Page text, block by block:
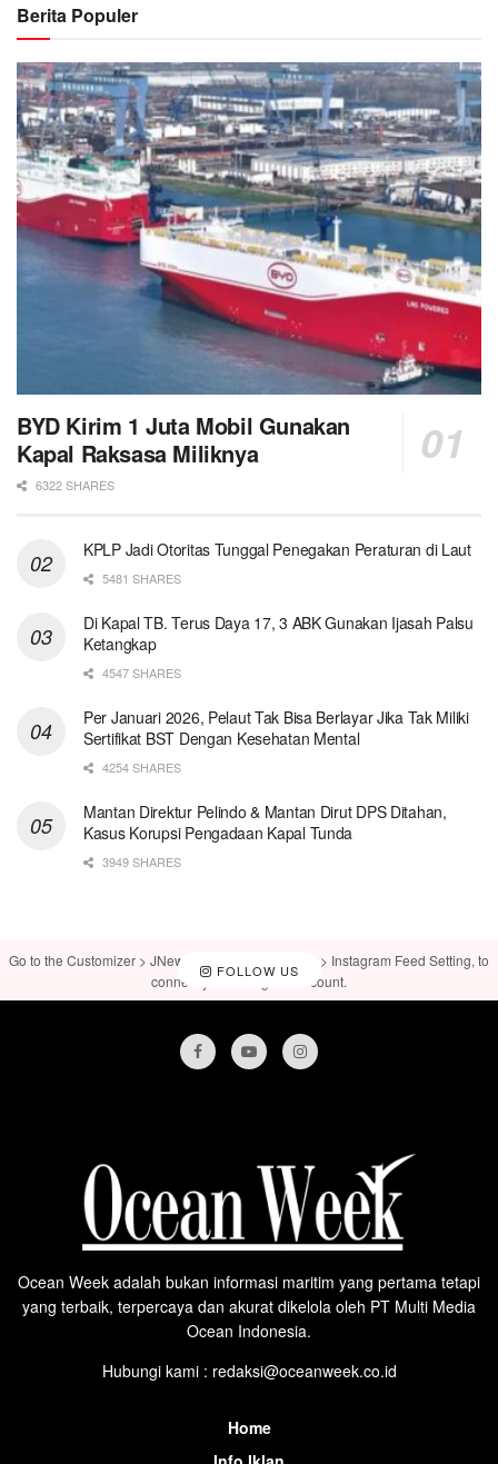
Berita Populer
BYD Kirim 1 Juta Mobil Gunakan
Kapal Raksasa Miliknya
6322 SHARES
KPLP Jadi Otoritas Tunggal Penegakan Peraturan di Laut
5481 SHARES
Di Kapal TB. Terus Daya 17, 3 ABK Gunakan Ijasah Palsu
Ketangkap
4547 SHARES
Per Januari 2026, Pelaut Tak Bisa Berlayar Jika Tak Miliki
Sertifikat BST Dengan Kesehatan Mental
4254 SHARES
Mantan Direktur Pelindo & Mantan Dirut DPS Ditahan,
Kasus Korupsi Pengadaan Kapal Tunda
3949 SHARES
FOLLOW US
Go to the Customizer > JNews : Social, Like & View > Instagram Feed Setting, to
connect your Instagram account.
Ocean Week adalah bukan informasi maritim yang pertama tetapi
yang terbaik, terpercaya dan akurat dikelola oleh PT Multi Media
Ocean Indonesia.
Hubungi kami : redaksi@oceanweek.co.id
Home